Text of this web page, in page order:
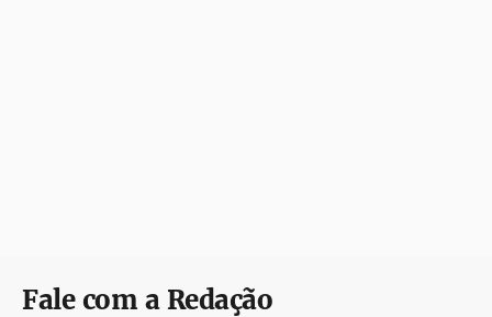
Fale com a Redação